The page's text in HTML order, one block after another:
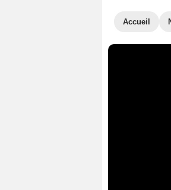
Accueil